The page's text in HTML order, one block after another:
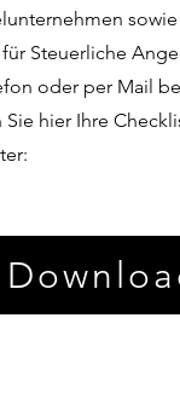
Steuerliche
oder per Mail
hier Ihre